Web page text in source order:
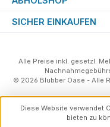
SICHER EINKAUFEN
Alle Preise inkl. gesetzl.
© 2026 Blubber Oase - Alle
Diese Website verwendet
bieten zu